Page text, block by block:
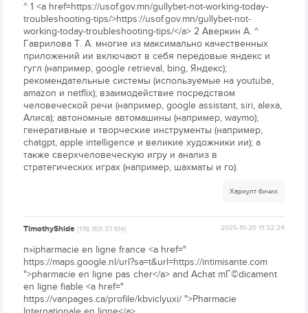
^ 1 <a href=https://usof.gov.mn/gullybet-not-working-today-
troubleshooting-tips/>https://usof.gov.mn/gullybet-not-
working-today-troubleshooting-tips/</a> 2 Аверкин А. ^
Гаврилова Т. А. многие из максимально качественных
приложений ии включают в себя передовые яндекс и
гугл (например, google retrieval, bing, Яндекс);
рекомендательные системы (используемые на youtube,
amazon и netflix); взаимодействие посредством
человеческой речи (например, google assistant, siri, alexa,
Алиса); автономные автомашины (например, waymo);
генеративные и творческие инструменты (например,
chatgpt, apple intelligence и великие художники ии); а
также сверхчеловеческую игру и анализ в
стратегических играх (например, шахматы и го).
Хариулт бичих
TimothyShide[178.159.37.104] 2025-10-20 11:32:24
п»їpharmacie en ligne france <a href="
https://maps.google.nl/url?sa=t&url=https://intimisante.com
">pharmacie en ligne pas cher</a> and Achat mГ©dicament
en ligne fiable <a href="
https://vanpages.ca/profile/kbviclyuxi/ ">Pharmacie